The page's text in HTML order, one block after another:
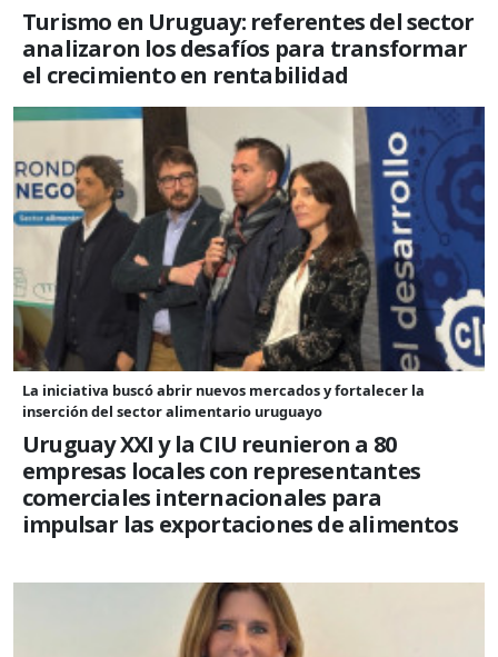
Turismo en Uruguay: referentes del sector
analizaron los desafíos para transformar
el crecimiento en rentabilidad
La iniciativa buscó abrir nuevos mercados y fortalecer la
inserción del sector alimentario uruguayo
Uruguay XXI y la CIU reunieron a 80
empresas locales con representantes
comerciales internacionales para
impulsar las exportaciones de alimentos